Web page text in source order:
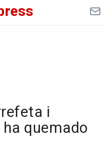
i
quemado